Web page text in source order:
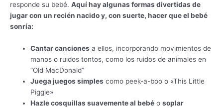
responde su bebé. Aquí hay algunas formas divertidas de
jugar con un recién nacido y, con suerte, hacer que el bebé
sonría:
Cantar canciones a ellos, incorporando movimientos de
manos o ruidos tontos, como los ruidos de animales en
“Old MacDonald”
Juega juegos simples como peek-a-boo o «This Little
Piggie»
Hazle cosquillas suavemente al bebé osoplar